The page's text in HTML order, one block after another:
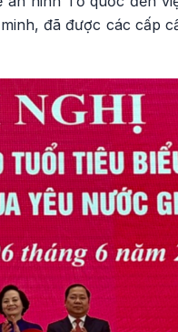
đã được các cấp